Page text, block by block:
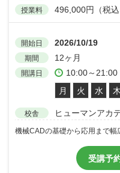
授業料 496,000円（税込
開始日 2026/10/19
期間 12ヶ月
開講日
10:00～21:00
月
火 水 木
校舎 ヒューマンアカ
機械CADの基礎から応用まで幅
受講予